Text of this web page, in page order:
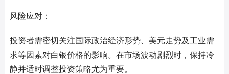
风险应对：
投资者需密切关注国际政治经济形势、美元走势及工业需
求等因素对白银价格的影响。在市场波动剧烈时，保持冷
静并适时调整投资策略尤为重要。